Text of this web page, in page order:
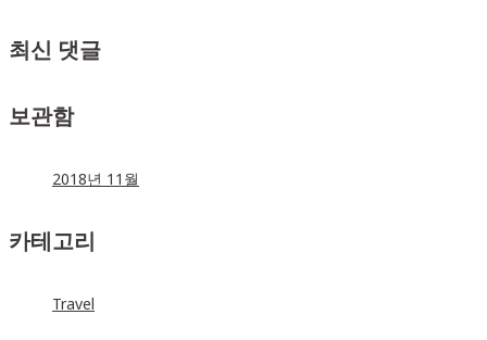
최신 댓글
보관함
2018년 11월
카테고리
Travel